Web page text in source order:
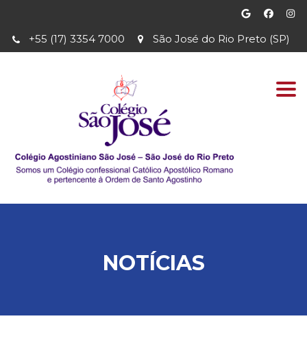
São José do Rio Preto (SP)
+55 (17) 3354 7000
NOTÍCIAS